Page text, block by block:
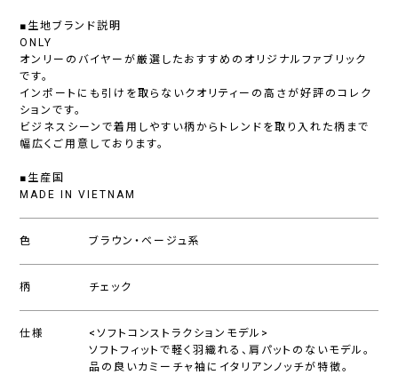
■生地ブランド説明
ONLY
オンリーのバイヤーが厳選したおすすめのオリジナルファブリック
です。
インポートにも引けを取らないクオリティーの高さが好評のコレク
ションです。
ビジネスシーンで着用しやすい柄からトレンドを取り入れた柄まで
幅広くご用意しております。
■生産国
MADE IN VIETNAM
色 ブラウン・ベージュ系
柄 チェック
仕様
<ソフトコンストラクションモデル>
ソフトフィットで軽く羽織れる、肩パットのないモデル。
品の良いカミーチャ袖にイタリアンノッチが特徴。